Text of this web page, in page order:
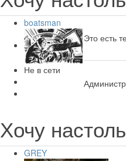
boatsman
Не в сети
Это есть
Хочу
GREY